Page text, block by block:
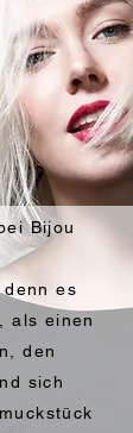
Bijou
es
als einen
den
sich